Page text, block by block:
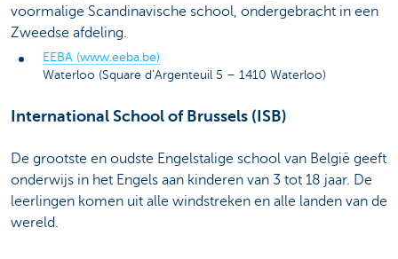
voormalige Scandinavische school, ondergebracht in een
Zweedse afdeling.
EEBA (www.eeba.be)
Waterloo (Square d’Argenteuil 5 – 1410 Waterloo)
International School of Brussels (ISB)
De grootste en oudste Engelstalige school van België geeft
onderwijs in het Engels aan kinderen van 3 tot 18 jaar. De
leerlingen komen uit alle windstreken en alle landen van de
wereld.